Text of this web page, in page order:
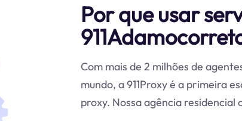
Por que usar
Com mais de 2 milhões de
mundo, a 911Proxy é a primeira
proxy. Nossa agência residencial